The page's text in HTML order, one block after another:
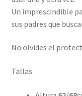
Un imprescindible
sus padres que
No olvides el
Tallas